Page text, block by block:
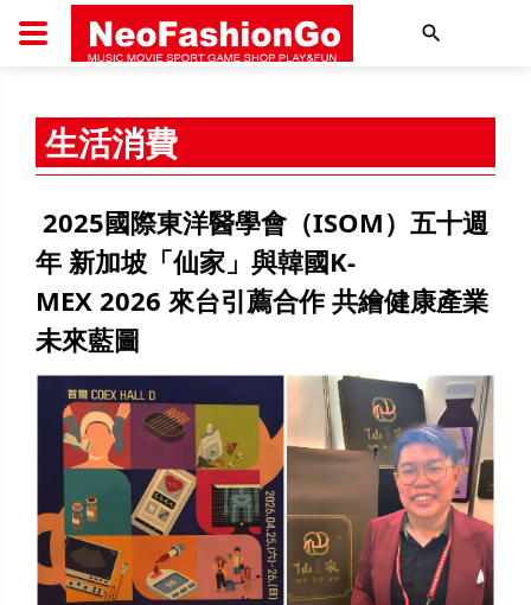
搜尋
生活消費
2025國際東洋醫學會（ISOM）五十週
年 新加坡「仙家」與韓國K-
MEX 2026 來台引薦合作 共繪健康產業
未來藍圖